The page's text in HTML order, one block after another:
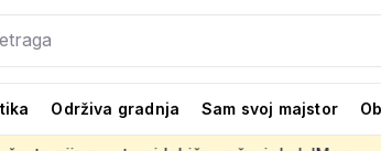
Održiva gradnja Sam svoj majstor